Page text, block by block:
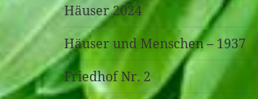
Häuser 2024
Häuser und Menschen – 1937
Friedhof Nr. 2